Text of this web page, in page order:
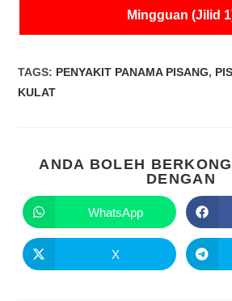
Mingguan (Jilid
TAGS: PENYAKIT PANAMA PISANG,
KULAT
ANDA BOLEH
DENGAN
WhatsApp
X